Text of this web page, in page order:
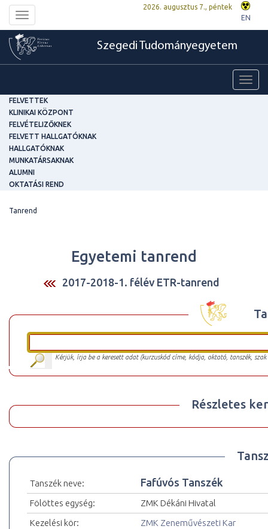
Toggle
navigation
2026. augusztus 7., péntek
EN
Szegedi Tudományegyetem
FELVETTEK
KLINIKAI KÖZPONT
FELVÉTELIZŐKNEK
FELVETT HALLGATÓKNAK
HALLGATÓKNAK
MUNKATÁRSAKNAK
ALUMNI
OKTATÁSI REND
Tanrend
Egyetemi tanrend
2017-2018-1. félév ETR-tanrend
Kérjük, írja be a keresett adat (kurzuskód címe, kódja, oktató, tanszék,
Részletes
Tanszék neve: Fafúvós Tanszék
Fölöttes egység:
ZMK Dékáni Hivatal
Kezelési kör:
ZMK Zeneművészeti Kar